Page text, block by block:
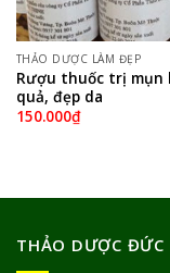
THẢO DƯỢC LÀM ĐẸP
Rượu thuốc trị mụn
quả, đẹp da
150.000₫
THẢO DƯỢC ĐỨC